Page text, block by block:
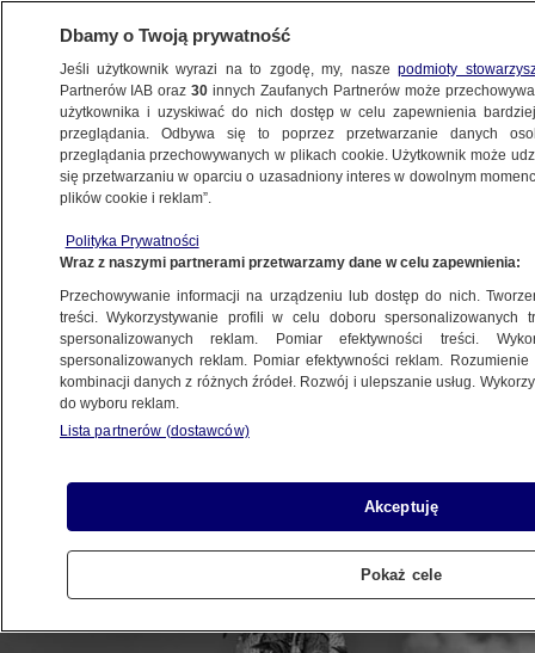
KULTURA I STYL
nie żyje
3.10.2011, 13:06Aktualizacja:3.10.2011, 13:15
Udostępnij
Dbamy o Twoją prywatność
Jeśli użytkownik wyrazi na to zgodę, my, naszepodmioty
Partnerów IAB oraz30 innych Zaufanych Partnerów może
użytkownika i uzyskiwać do nich dostęp w celu zapewnienia
przeglądania. Odbywa się to poprzez przetwarzanie danych
przeglądania przechowywanych w plikach cookie. Użytkownik może
się przetwarzaniu w oparciu o uzasadniony interes w dowolnym
plików cookie i reklam”.
Polityka Prywatności
Wraz z naszymi partnerami przetwarzamy dane w celu zapewnienia:
Przechowywanie informacji na urządzeniu lub dostęp do nich.
treści. Wykorzystywanie profili w celu doboru spersonalizowanych
spersonalizowanych reklam. Pomiar efektywności treści.
spersonalizowanych reklam. Pomiar efektywności reklam.
kombinacji danych z różnych źródeł. Rozwój i ulepszanie usług.
do wyboru reklam.
Lista partnerów (dostawców)
Akceptuję
Pokaż cele